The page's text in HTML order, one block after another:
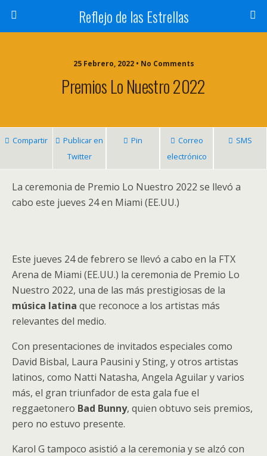
Reflejo de las Estrellas
25 Febrero, 2022 • No Comments
Premios Lo Nuestro 2022
Compartir
Publicar en
Twitter
Pin
Correo
electrónico
SMS
La ceremonia de Premio Lo Nuestro 2022 se llevó a
cabo este jueves 24 en Miami (EE.UU.)
Este jueves 24 de febrero se llevó a cabo en la FTX
Arena de Miami (EE.UU.) la ceremonia de Premio Lo
Nuestro 2022, una de las más prestigiosas de la
música latina que reconoce a los artistas más
relevantes del medio.
Con presentaciones de invitados especiales como
David Bisbal, Laura Pausini y Sting, y otros artistas
latinos, como Natti Natasha, Angela Aguilar y varios
más, el gran triunfador de esta gala fue el
reggaetonero Bad Bunny, quien obtuvo seis premios,
pero no estuvo presente.
Karol G tampoco asistió a la ceremonia y se alzó con